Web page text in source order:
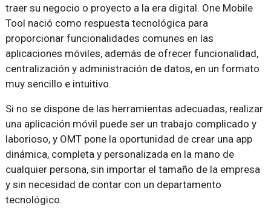
traer su negocio o proyecto a la era digital. One Mobile
Tool nació como respuesta tecnológica para
proporcionar funcionalidades comunes en las
aplicaciones móviles, además de ofrecer funcionalidad,
centralización y administración de datos, en un formato
muy sencillo e intuitivo.
Si no se dispone de las herramientas adecuadas, realizar
una aplicación móvil puede ser un trabajo complicado y
laborioso, y OMT pone la oportunidad de crear una app
dinámica, completa y personalizada en la mano de
cualquier persona, sin importar el tamaño de la empresa
y sin necesidad de contar con un departamento
tecnológico.